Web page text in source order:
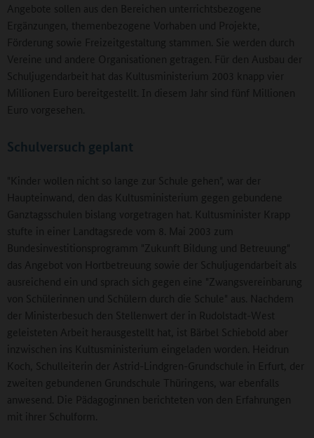
Angebote sollen aus den Bereichen unterrichtsbezogene
Ergänzungen, themenbezogene Vorhaben und Projekte,
Förderung sowie Freizeitgestaltung stammen. Sie werden durch
Vereine und andere Organisationen getragen. Für den Ausbau der
Schuljugendarbeit hat das Kultusministerium 2003 knapp vier
Millionen Euro bereitgestellt. In diesem Jahr sind fünf Millionen
Euro vorgesehen.
Schulversuch geplant
"Kinder wollen nicht so lange zur Schule gehen", war der
Haupteinwand, den das Kultusministerium gegen gebundene
Ganztagsschulen bislang vorgetragen hat. Kultusminister Krapp
stufte in einer Landtagsrede vom 8. Mai 2003 zum
Bundesinvestitionsprogramm "Zukunft Bildung und Betreuung"
das Angebot von Hortbetreuung sowie der Schuljugendarbeit als
ausreichend ein und sprach sich gegen eine "Zwangsvereinbarung
von Schülerinnen und Schülern durch die Schule" aus. Nachdem
der Ministerbesuch den Stellenwert der in Rudolstadt-West
geleisteten Arbeit herausgestellt hat, ist Bärbel Schiebold aber
inzwischen ins Kultusministerium eingeladen worden. Heidrun
Koch, Schulleiterin der Astrid-Lindgren-Grundschule in Erfurt, der
zweiten gebundenen Grundschule Thüringens, war ebenfalls
anwesend. Die Pädagoginnen berichteten von den Erfahrungen
mit ihrer Schulform.